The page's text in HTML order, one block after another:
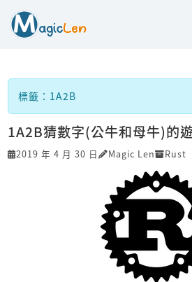
標籤：1A2B
1A2B猜數字(公牛和母牛)的
2019 年 4 月 30 日 Magic Len Rust